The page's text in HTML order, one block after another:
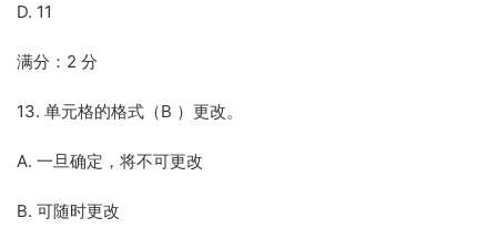
D. 11
满分：2 分
13. 单元格的格式（B ）更改。
A. 一旦确定，将不可更改
B. 可随时更改